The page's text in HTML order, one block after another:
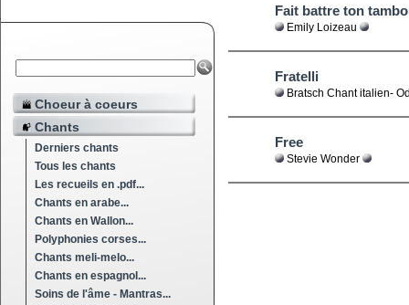
Choeur à coeurs
Chants
Derniers chants
Tous les chants
Les recueils en .pdf...
Chants en arabe...
Chants en Wallon...
Polyphonies corses...
Chants meli-melo...
Chants en espagnol...
Soins de l'âme - Mantras...
Fait battre ton
Emily Loizeau
Fratelli
Bratsch Chant italien-
Free
Stevie Wonder